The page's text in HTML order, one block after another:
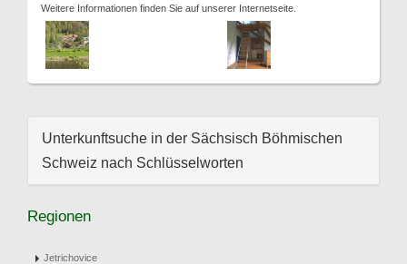
Weitere Informationen finden Sie auf unserer Internetseite.
Unterkunftsuche in der Sächsisch Böhmischen
Schweiz nach Schlüsselworten
Regionen
Jetrichovice